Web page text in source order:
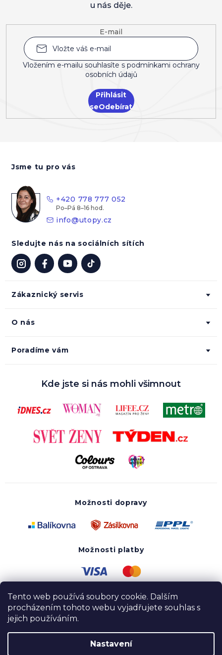
Tento web používá soubory cookie. Dalším
procházením tohoto webu vyjadřujete souhlas s
jejich používáním.
Nastavení
E-mail
Vložením e-mailu souhlasíte s podmínkami ochrany
osobních údajů
Přihlásit
se
u nás děje.
Zákaznický servis
O nás
Poradíme vám
Jsme tu pro vás
+420 778 777 052
info@utopy.cz
Sledujte nás na sociálních sítích
Kde jste si nás mohli všimnout
Možnosti dopravy
Možnosti platby